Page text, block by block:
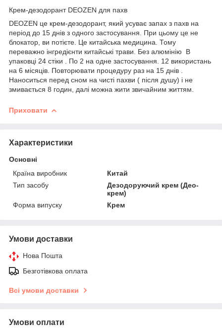
Крем-дезодорант DEOZEN для пахв
DEOZEN це крем-дезодорант, який усуває запах з пахв на
період до 15 днів з одного застосування. При цьому це не
блокатор, ви потієте. Це китайська медицина. Тому
переважно інгредієнти китайські трави. Без алюмінію В
упаковці 24 стіки . По 2 на одне застосування. 12 використань
на 6 місяців. Повторювати процедуру раз на 15 днів .
Наноситься перед сном на чисті пахви ( після душу) і не
змивається 8 годин, далі можна жити звичайним життям.
Приховати
Характеристики
Основні
Країна виробник
Китай
Тип засобу
Дезодоруючий крем (Део-
крем)
Форма випуску
Крем
Умови доставки
Нова Пошта
Безготівкова оплата
Всі умови доставки
Умови оплати